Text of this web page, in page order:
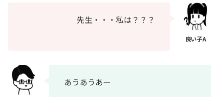
先生・・・私は？？？
あうあうあー